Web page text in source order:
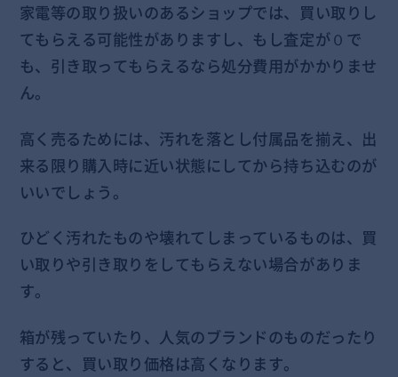
家電等の取り扱いのあるショップでは、買い取りし
てもらえる可能性がありますし、もし査定が０で
も、引き取ってもらえるなら処分費用がかかりませ
ん。
高く売るためには、汚れを落とし付属品を揃え、出
来る限り購入時に近い状態にしてから持ち込むのが
いいでしょう。
ひどく汚れたものや壊れてしまっているものは、買
い取りや引き取りをしてもらえない場合がありま
す。
箱が残っていたり、人気のブランドのものだったり
すると、買い取り価格は高くなります。